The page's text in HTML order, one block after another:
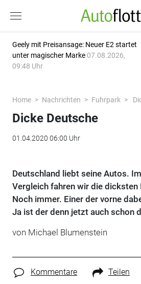
Geely mit Preisansage: Neuer E2 startet
unter magischer Marke 07.08.2026,
09:48 Uhr
Home Nachrichten Fuhrpark
Dicke Deutsche
01.04.2020 06:00 Uhr
Deutschland liebt seine Autos.
Vergleich fahren wir die dicksten
Noch immer. Einer der vorne
Ja ist der denn jetzt auch schon
von Michael Blumenstein
Kommentare Teilen